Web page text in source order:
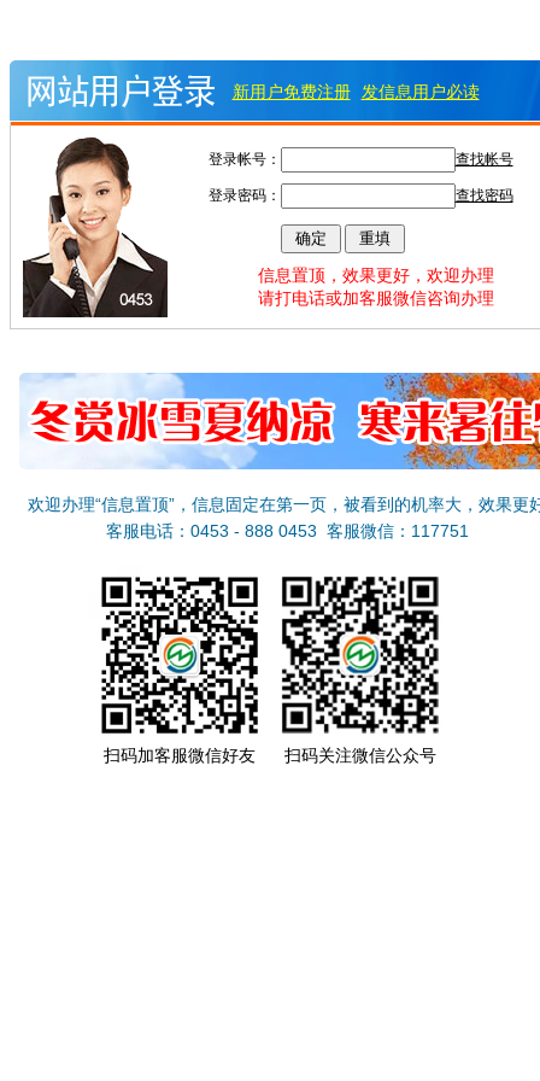
新用户免费注册 发信息用户必读
登录帐号： 查找帐号
登录密码： 查找密码
信息置顶，效果更好，欢迎办理
请打电话或加客服微信咨询办理
欢迎办理“信息置顶”，信息固定在第一页，被看到的机率大，效果更
客服电话：0453 - 888 0453 客服微信：117751
扫码加客服微信好友 扫码关注微信公众号